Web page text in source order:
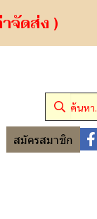
จัดส่ง )
สมัครสมาชิก